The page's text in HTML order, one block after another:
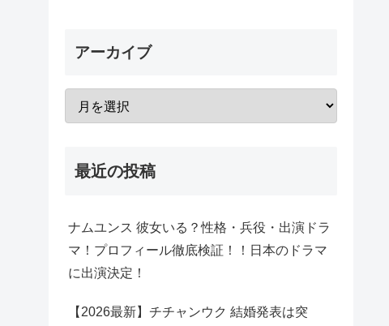
アーカイブ
最近の投稿
ナムユンス 彼女いる？性格・兵役・出演ドラ
マ！プロフィール徹底検証！！日本のドラマ
に出演決定！
【2026最新】チチャンウク 結婚発表は突